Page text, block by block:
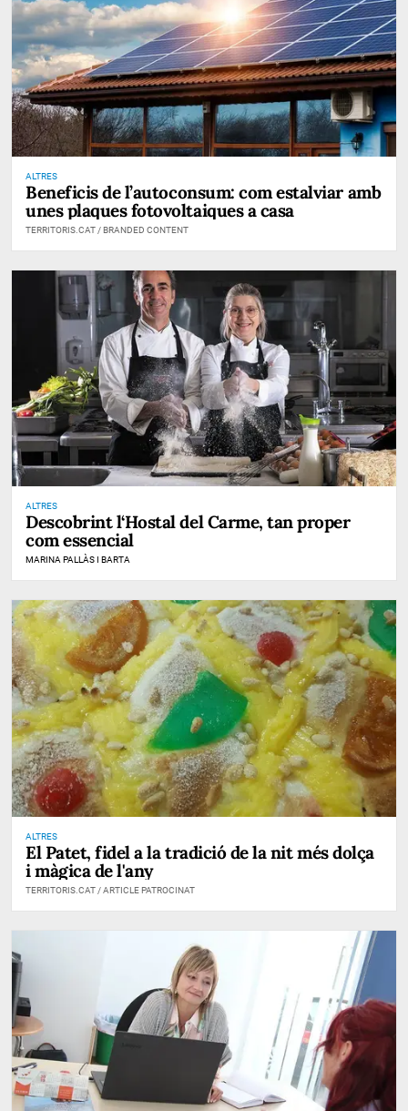
ALTRES
Beneficis de l’autoconsum: com estalviar amb
unes plaques fotovoltaiques a casa
TERRITORIS.CAT / BRANDED CONTENT
ALTRES
Descobrint l‘Hostal del Carme, tan proper
com essencial
MARINA PALLÀS I BARTA
ALTRES
El Patet, fidel a la tradició de la nit més dolça
i màgica de l'any
TERRITORIS.CAT / ARTICLE PATROCINAT